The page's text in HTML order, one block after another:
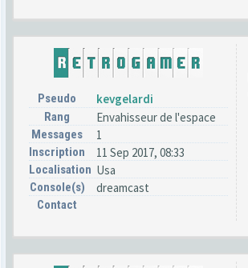
Pseudo kevgelardi
Rang Envahisseur de l'espace
Messages 1
Inscription 11 Sep 2017, 08:33
Localisation Usa
Console(s) dreamcast
Contact